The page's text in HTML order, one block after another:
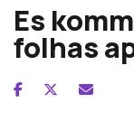
Es
folhas